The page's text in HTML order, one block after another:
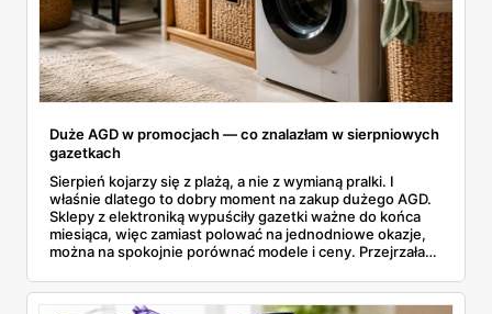
Duże AGD w promocjach — co znalazłam w sierpniowych
gazetkach
Sierpień kojarzy się z plażą, a nie z wymianą pralki. I
właśnie dlatego to dobry moment na zakup dużego AGD.
Sklepy z elektroniką wypuściły gazetki ważne do końca
miesiąca, więc zamiast polować na jednodniowe okazje,
można na spokojnie porównać modele i ceny. Przejrzałam
znalazłam, z cenami i terminami.